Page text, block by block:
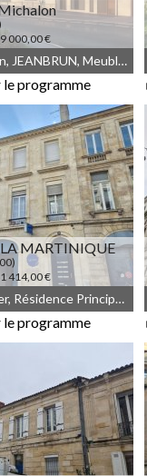
000,00 €
DE 279 000,00 €
Droit commun, JEANBRUN, Meublé non géré
programme
LA MARTINIQUE
414,00 €
DE 161 414,00 €
Déficit Foncier, Résidence Principale, Denormandie, Meublé non géré, Droit commun
programme